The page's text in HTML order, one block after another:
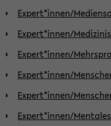
Expert*innen/
Expert*innen/
Expert*innen/
Expert*innen/
Expert*innen/
Expert*innen/